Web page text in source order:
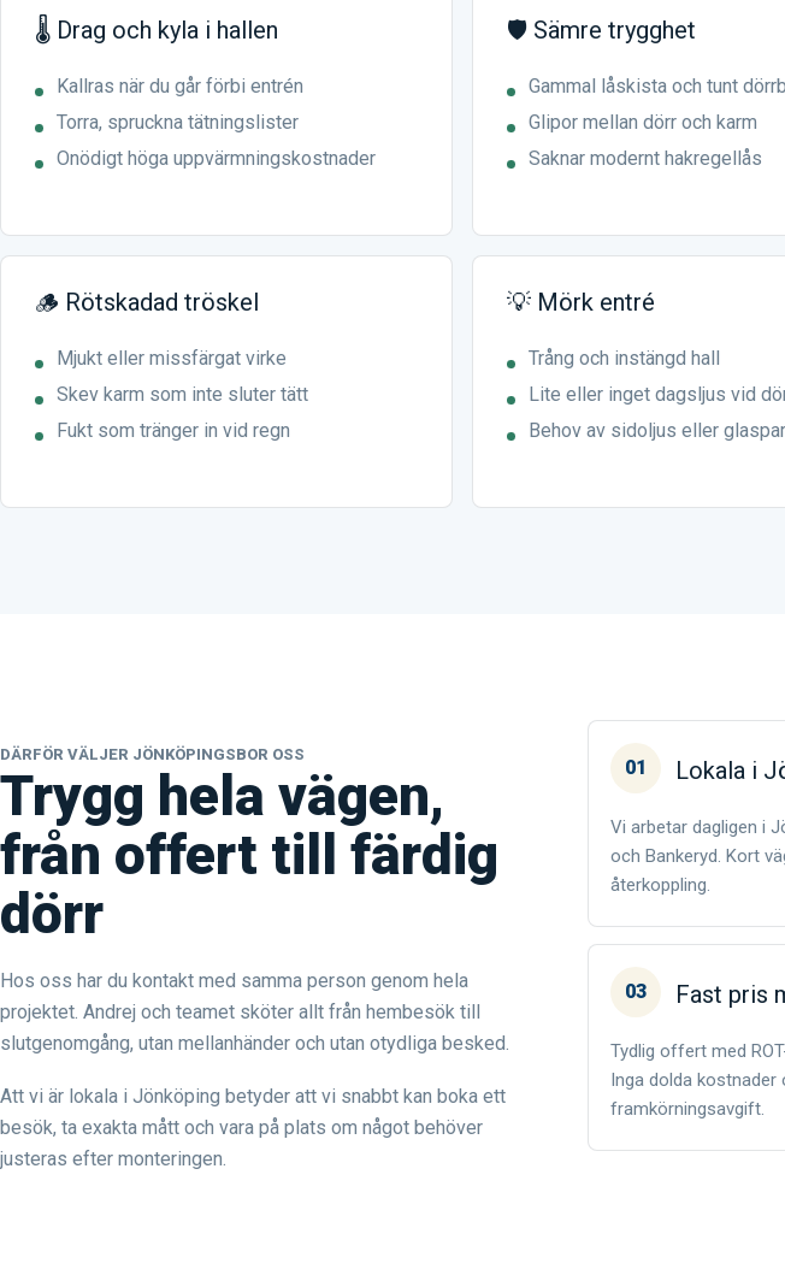
🌡️ Drag och kyla i hallen
Kallras när du går förbi entrén
Torra, spruckna tätningslister
Onödigt höga uppvärmningskostnader
🛡️ Sämre trygghet
Gammal låskista och tunt
Glipor mellan dörr och karm
Saknar modernt hakregellås
🪵 Rötskadad tröskel
Mjukt eller missfärgat virke
Skev karm som inte sluter tätt
Fukt som tränger in vid regn
💡 Mörk entré
Trång och instängd hall
Lite eller inget dagsljus vid
Behov av sidoljus eller
DÄRFÖR VÄLJER JÖNKÖPINGSBOR OSS
Trygg hela vägen,
från offert till färdig
dörr
Hos oss har du kontakt med samma person genom hela
projektet. Andrej och teamet sköter allt från hembesök till
slutgenomgång, utan mellanhänder och utan otydliga besked.
Att vi är lokala i Jönköping betyder att vi snabbt kan boka ett
besök, ta exakta mått och vara på plats om något behöver
justeras efter monteringen.
01 Lokala i
Vi arbetar dagligen i
och Bankeryd. Kort
återkoppling.
03 Fast pris
Tydlig offert med
Inga dolda kostnader
framkörningsavgift.